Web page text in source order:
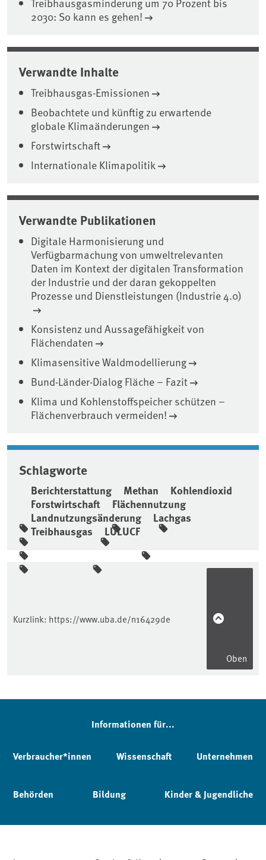
2030: So kann es gehen!
Verwandte Inhalte
Treibhausgas-Emissionen
Beobachtete und künftig zu erwartende
globale Klimaänderungen
Forstwirtschaft
Internationale Klimapolitik
Verwandte Publikationen
Digitale Harmonisierung und
Verfügbarmachung von umweltrelevanten
Daten im Kontext der digitalen Transformation
der Industrie und der daran gekoppelten
Prozesse und Dienstleistungen (Industrie 4.0)
Konsistenz und Aussagefähigkeit von
Flächendaten
Klimasensitive Waldmodellierung
Bund-Länder-Dialog Fläche – Fazit
Klima und Kohlenstoffspeicher schützen –
Flächenverbrauch vermeiden!
Schlagworte
Berichterstattung Methan
Kohlendioxid
Forstwirtschaft
Flächennutzung
Landnutzungsänderung
Lachgas
Treibhausgas
LULUCF
Seitenleiste
Kurzlink: https://www.uba.de/n16429de
Oben
Informationen für...
Verbraucher*innen Wissenschaft Unternehmen
Behörden Bildung Kinder & Jugendliche